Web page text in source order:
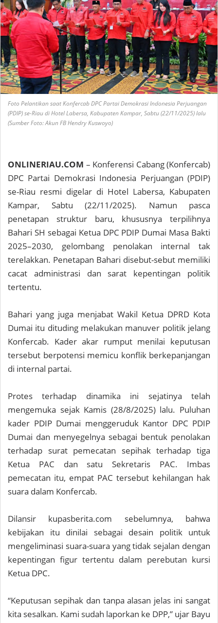
Foto Pelantikan saat Konfercab DPC Partai Demokrasi Indonesia Perjuangan
(PDIP) se-Riau di Hotel Labersa, Kabupaten Kampar, Sabtu (22/11/2025) lalu
(Sumber Foto: Akun FB Hendry Kuswoyo)
ONLINERIAU.COM – Konferensi Cabang (Konfercab)
DPC Partai Demokrasi Indonesia Perjuangan (PDIP)
se-Riau resmi digelar di Hotel Labersa, Kabupaten
Kampar, Sabtu (22/11/2025). Namun pasca
penetapan struktur baru, khususnya terpilihnya
Bahari SH sebagai Ketua DPC PDIP Dumai Masa Bakti
2025–2030, gelombang penolakan internal tak
terelakkan. Penetapan Bahari disebut-sebut memiliki
cacat administrasi dan sarat kepentingan politik
tertentu.
Bahari yang juga menjabat Wakil Ketua DPRD Kota
Dumai itu dituding melakukan manuver politik jelang
Konfercab. Kader akar rumput menilai keputusan
tersebut berpotensi memicu konflik berkepanjangan
di internal partai.
Protes terhadap dinamika ini sejatinya telah
mengemuka sejak Kamis (28/8/2025) lalu. Puluhan
kader PDIP Dumai menggeruduk Kantor DPC PDIP
Dumai dan menyegelnya sebagai bentuk penolakan
terhadap surat pemecatan sepihak terhadap tiga
Ketua PAC dan satu Sekretaris PAC. Imbas
pemecatan itu, empat PAC tersebut kehilangan hak
suara dalam Konfercab.
Dilansir kupasberita.com sebelumnya, bahwa
kebijakan itu dinilai sebagai desain politik untuk
mengeliminasi suara-suara yang tidak sejalan dengan
kepentingan figur tertentu dalam perebutan kursi
Ketua DPC.
“Keputusan sepihak dan tanpa alasan jelas ini sangat
kita sesalkan. Kami sudah laporkan ke DPP,” ujar Bayu